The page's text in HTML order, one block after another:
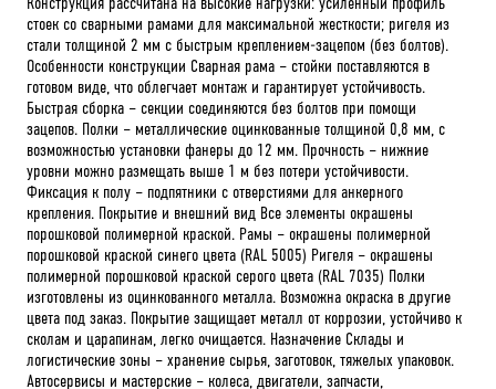
стоек со сварными рамами для максимальной жесткости; ригеля из
стали толщиной 2 мм с быстрым креплением-зацепом (без болтов).
Особенности конструкции Сварная рама – стойки поставляются в
готовом виде, что облегчает монтаж и гарантирует устойчивость.
Быстрая сборка – секции соединяются без болтов при помощи
зацепов. Полки – металлические оцинкованные толщиной 0,8 мм, с
возможностью установки фанеры до 12 мм. Прочность – нижние
уровни можно размещать выше 1 м без потери устойчивости.
Фиксация к полу – подпятники с отверстиями для анкерного
крепления. Покрытие и внешний вид Все элементы окрашены
порошковой полимерной краской. Рамы – окрашены полимерной
порошковой краской синего цвета (RAL 5005) Ригеля – окрашены
полимерной порошковой краской серого цвета (RAL 7035) Полки
изготовлены из оцинкованного металла. Возможна окраска в другие
цвета под заказ. Покрытие защищает металл от коррозии, устойчиво к
сколам и царапинам, легко очищается. Назначение Склады и
логистические зоны – хранение сырья, заготовок, тяжелых упаковок.
Автосервисы и мастерские – колеса, двигатели, запчасти,